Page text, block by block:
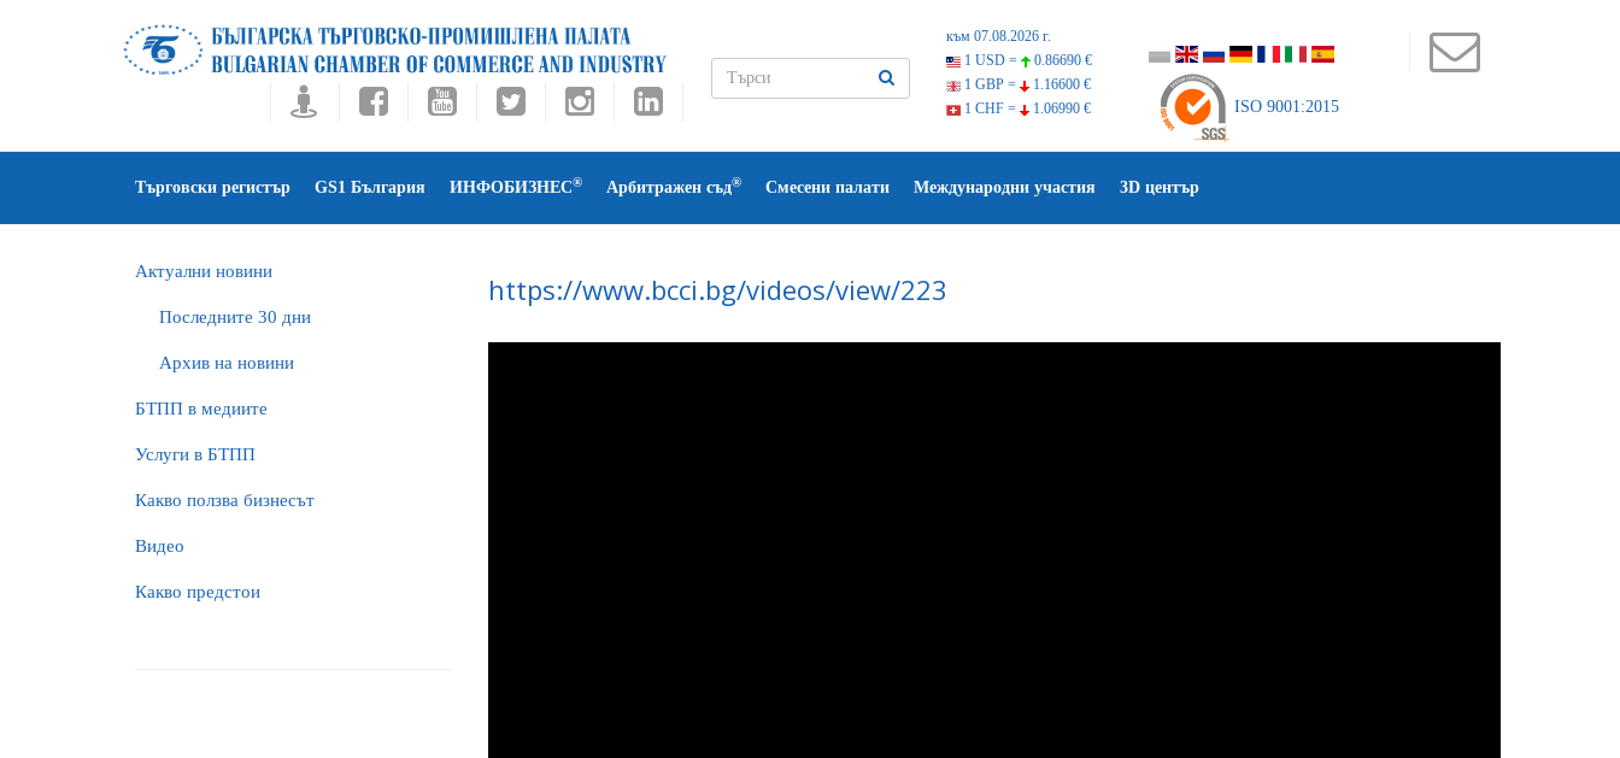
към 07.08.2026 г.
1 USD =
0.86690 €
1 GBP =
1.16600 €
1 CHF =
1.06990 € ISO 9001:2015
Търговски регистър GS1 България ИНФОБИЗНЕС® Арбитражен съд® Смесени палати Международни участия 3D център
Актуални новини
Последните 30 дни
Архив на новини
БTПП в медиите
Услуги в БТПП
Какво ползва бизнесът
Видео
Какво предстои
https://www.bcci.bg/videos/view/223